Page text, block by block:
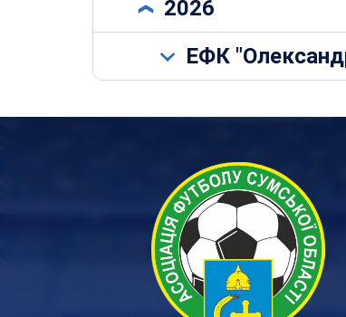
2026
ЕФК